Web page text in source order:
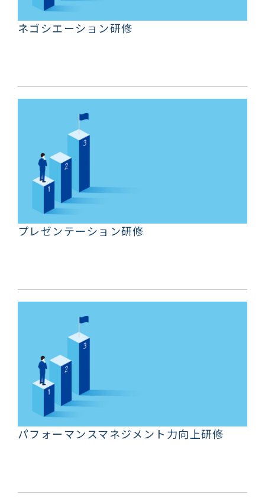
ネゴシエーション研修
プレゼンテーション研修
パフォーマンスマネジメント力向上研修